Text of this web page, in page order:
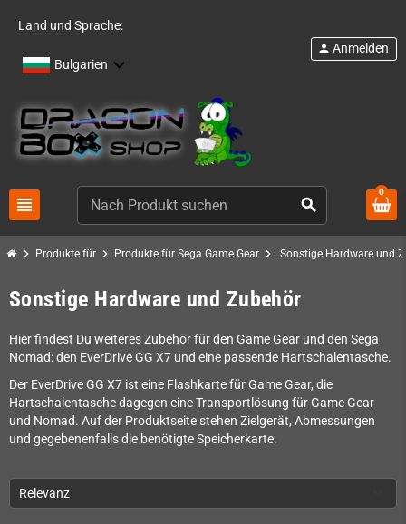
Land und Sprache:
Bulgarien
view_headline search
person Anmelden
0
chevron_right Produkte für chevron_right Produkte für Sega Game Gear chevron_right Sonstige Hardware und
Sonstige Hardware und Zubehör
Hier findest Du weiteres Zubehör für den Game Gear und den Sega
Nomad: den EverDrive GG X7 und eine passende Hartschalentasche.
Der EverDrive GG X7 ist eine Flashkarte für Game Gear, die
Hartschalentasche dagegen eine Transportlösung für Game Gear
und Nomad. Auf der Produktseite stehen Zielgerät, Abmessungen
und gegebenenfalls die benötigte Speicherkarte.
Relevanz